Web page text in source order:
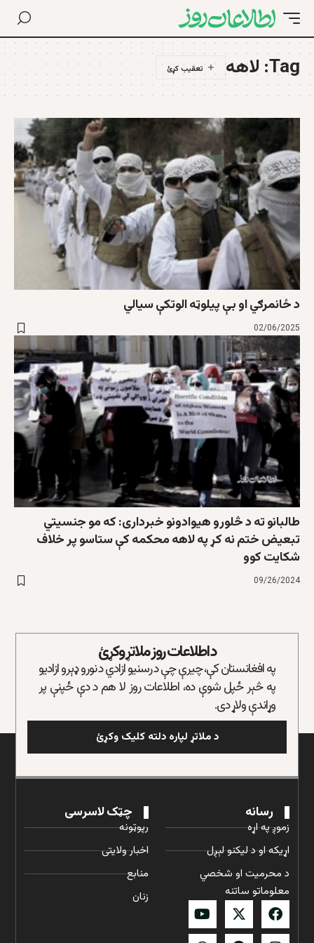
Tag: لاهه
د ځانمرګي او بې پیلوټه الوتکې سیالي
02/06/2025
طالبانو ته د څلورو هیوادونو خبرداری: که مو جنسیتي
تبعیض ختم نه کړ په لاهه محکمه کې ستاسو پر خلاف
شکایت کوو
09/26/2024
د اطلاعات روز ملاتړ وکړئ
په افغانستان کې، چیرې چې د رسنیو ازادي د نورو ډېرو ازادیو
په څېر ځپل شوې ده، اطلاعات روز لا هم د دې ځپنې پر
وړاندې ولاړ دی.
د ملاتړ لپاره دلته کلیک وکړئ
رسانه
زموږ په اړه
اړیکه او د لیکنو لېږل
د محرمیت او شخصي
معلوماتو ساتنه
چټک لاسرسی
رپوټونه
اخبار ولایتی
منابع
زنان